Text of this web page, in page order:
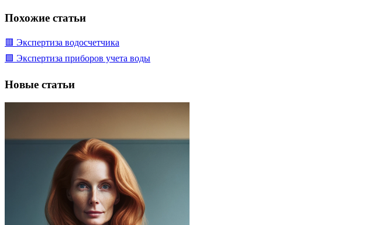
Похожие статьи
🟥 Экспертиза водосчетчика
🟩 Экспертиза приборов учета воды
Новые статьи